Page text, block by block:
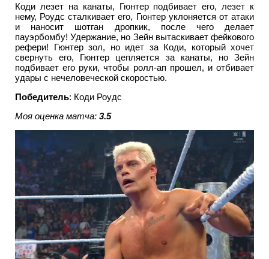
Коди лезет на канаты, Гюнтер подбивает его, лезет к
нему, Роудс сталкивает его, Гюнтер уклоняется от атаки
и наносит шотган дропкик, после чего делает
пауэрбомбу! Удержание, но Зейн вытаскивает фейкового
рефери! Гюнтер зол, но идет за Коди, который хочет
свернуть его, Гюнтер цепляется за канаты, но Зейн
подбивает его руки, чтобы ролл-ап прошел, и отбивает
удары с нечеловеческой скоростью.
Победитель: Коди Роудс
Моя оценка матча: 3.5